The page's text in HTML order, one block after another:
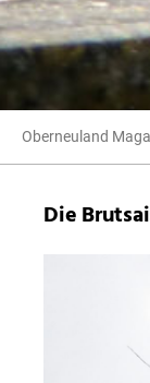
Oberneuland
Die